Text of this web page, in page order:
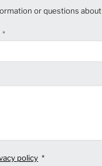
or questions
policy